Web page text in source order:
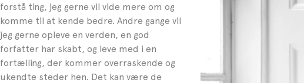
forstå ting, jeg gerne vil vide mere om og
komme til at kende bedre. Andre gange vil
jeg gerne opleve en verden, en god
forfatter har skabt, og leve med i en
fortælling, der kommer overraskende og
ukendte steder hen. Det kan være de